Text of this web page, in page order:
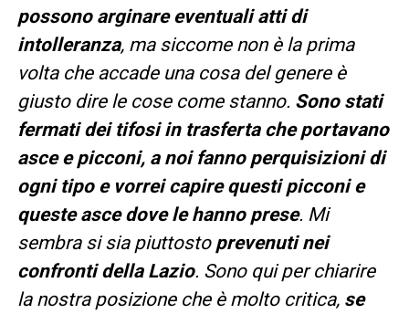
possono arginare eventuali atti di
intolleranza, ma siccome non è la prima
volta che accade una cosa del genere è
giusto dire le cose come stanno. Sono stati
fermati dei tifosi in trasferta che portavano
asce e picconi, a noi fanno perquisizioni di
ogni tipo e vorrei capire questi picconi e
queste asce dove le hanno prese. Mi
sembra si sia piuttosto prevenuti nei
confronti della Lazio. Sono qui per chiarire
la nostra posizione che è molto critica, se